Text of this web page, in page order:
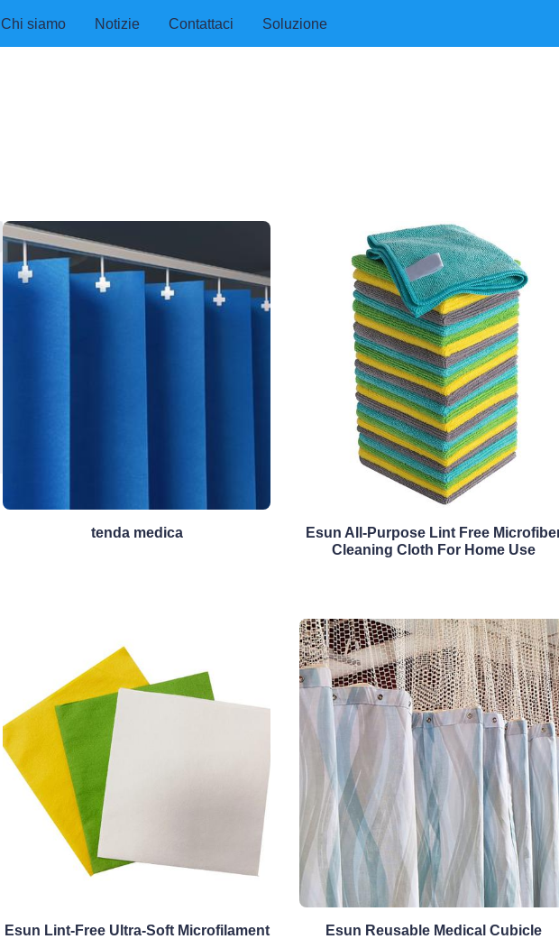
Chi siamo Notizie Contattaci Soluzione
tenda medica
Esun All-Purpose Lint Free
Cleaning Cloth For Home Use
Esun Lint-Free Ultra-Soft Microfilament
Esun Reusable Medical Cubicle